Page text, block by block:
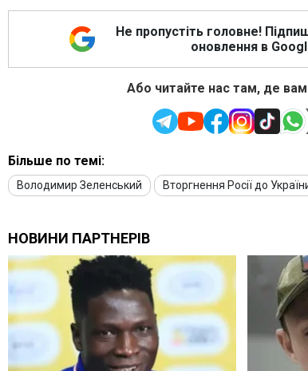
Не пропустіть головне!
оновлення в
Або читайте нас там, де
Більше по темі:
Володимир Зеленський Вторгнення Росії до